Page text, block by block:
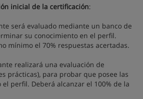
inicial de la certificación:
será evaluado mediante un banco de
su conocimiento en el perfil.
mínimo el 70% respuestas acertadas.
realizará una evaluación de
prácticas), para probar que posee las
perfil. Deberá alcanzar el 100% de la